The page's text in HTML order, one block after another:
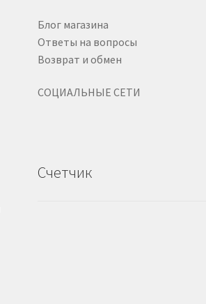
Блог магазина
Ответы на вопросы
Возврат и обмен
СОЦИАЛЬНЫЕ СЕТИ
Счетчик